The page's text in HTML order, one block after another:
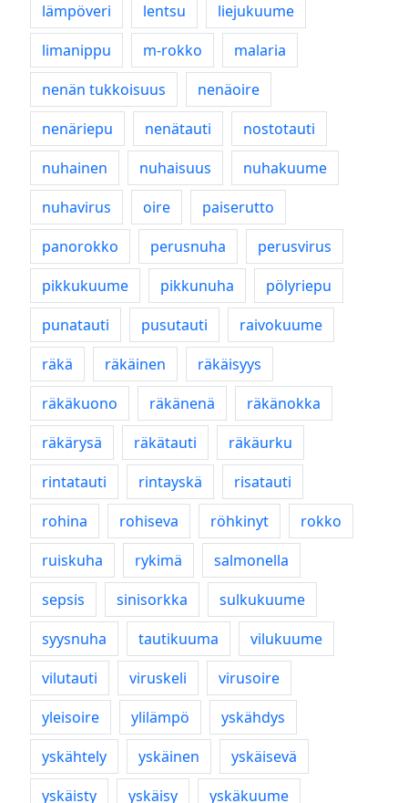
lämpöveri
lentsu
liejukuume
limanippu
m-rokko
malaria
nenän tukkoisuus
nenäoire
nenäriepu
nenätauti
nostotauti
nuhainen
nuhaisuus
nuhakuume
nuhavirus
oire
paiserutto
panorokko
perusnuha
perusvirus
pikkukuume
pikkunuha
pölyriepu
punatauti
pusutauti
raivokuume
räkä
räkäinen
räkäisyys
räkäkuono
räkänenä
räkänokka
räkärysä
räkätauti
räkäurku
rintatauti
rintayskä
risatauti
rohina
rohiseva röhkinyt
rokko
ruiskuha
rykimä
salmonella
sepsis
sinisorkka
sulkukuume
syysnuha
tautikuuma
vilukuume
vilutauti
viruskeli
virusoire
yleisoire
ylilämpö
yskähdys
yskähtely
yskäinen
yskäisevä
yskäisty
yskäisy yskäkuume